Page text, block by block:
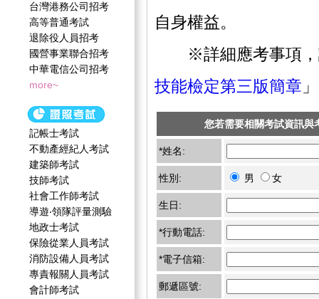
台灣港務公司招考
高等普通考試
退除役人員招考
國營事業聯合招考
中華電信公司招考
more~
記帳士考試
不動產經紀人考試
建築師考試
技師考試
社會工作師‍考試
導遊‧領隊評量測驗
地政士考試
保險從業人員考試
消防設備人員考試
專責報關人員考試
會計師考試
自身權益。
※詳細應考事項，
技能檢定第三版簡章
您若需要相關考試資訊與
*姓名:
性別: 男 女
生日:
*行動電話:
*電子信箱:
郵遞區號: